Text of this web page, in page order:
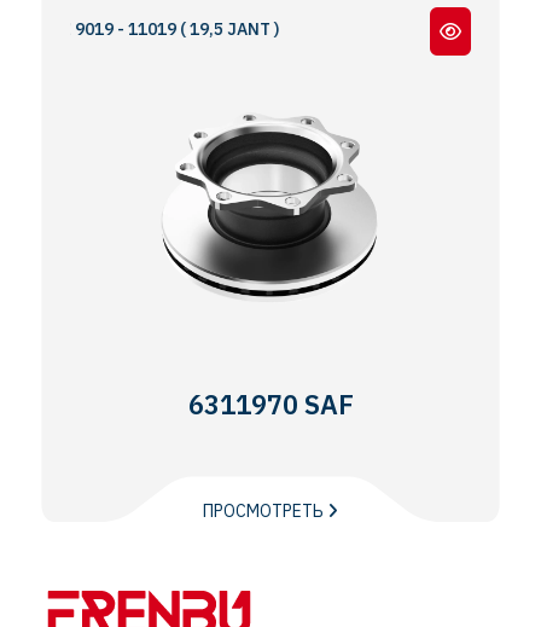
9019 - 11019 ( 19,5 JANT )
6311970 SAF
ПРОСМОТРЕТЬ